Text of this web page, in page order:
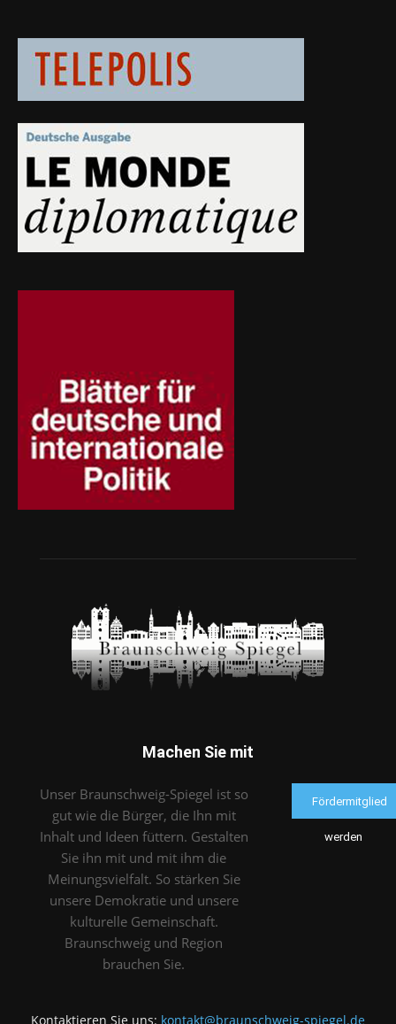
Machen Sie mit
Unser Braunschweig-Spiegel ist so
gut wie die Bürger, die Ihn mit
Inhalt und Ideen füttern. Gestalten
Sie ihn mit und mit ihm die
Meinungsvielfalt. So stärken Sie
unsere Demokratie und unsere
kulturelle Gemeinschaft.
Braunschweig und Region
brauchen Sie.
Fördermitglied
werden
Kontaktieren Sie uns: kontakt@braunschweig-spiegel.de